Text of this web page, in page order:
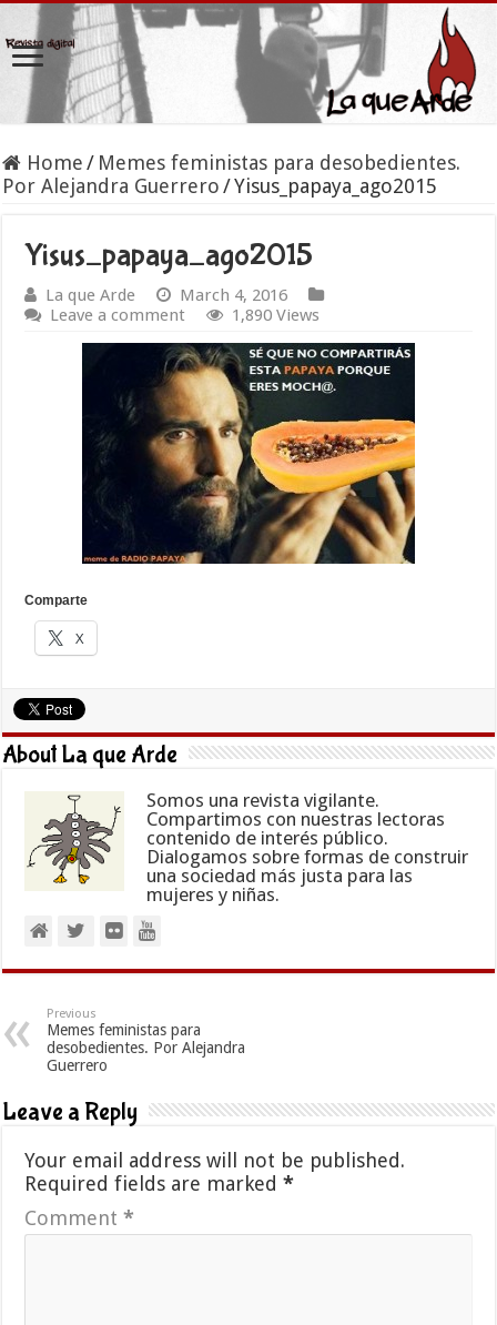
Home / Memes feministas para desobedientes.
Por Alejandra Guerrero /Yisus_papaya_ago2015
Yisus_papaya_ago2015
La que Arde
March 4, 2016
Leave a comment
1,890 Views
Comparte
X
About La que Arde
Somos una revista vigilante.
Compartimos con nuestras lectoras
contenido de interés público.
Dialogamos sobre formas de construir
una sociedad más justa para las
mujeres y niñas.
Previous
Memes feministas para
desobedientes. Por Alejandra
Guerrero
Leave a Reply
Your email address will not be published.
Required fields are marked*
Comment*